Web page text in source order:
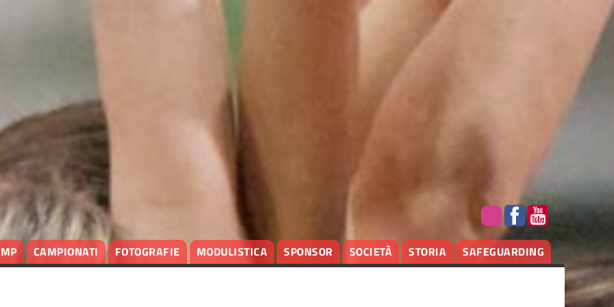
CAMPIONATI FOTOGRAFIE MODULISTICA SPONSOR SOCIETÀ STORIA SAFEGUARDING